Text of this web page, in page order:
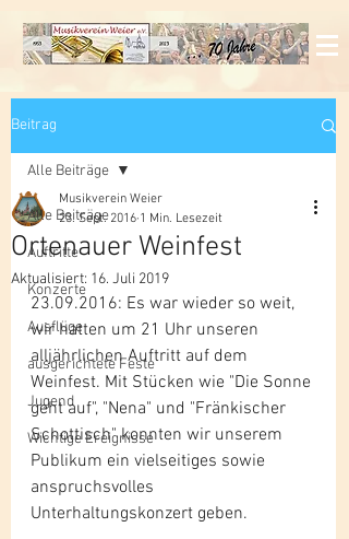
Beitrag
Alle Beiträge
Auftritte
Konzerte
Ausflüge
ausgerichtete Feste
Jugend
Wichtige Ereignisse
Alle Beiträge
Ortenauer Weinfest
Musikverein Weier
23. Sept. 2016 1 Min. Lesezeit
Aktualisiert: 16. Juli 2019
23.09.2016: Es war wieder so weit,
wir hatten um 21 Uhr unseren
alljährlichen Auftritt auf dem
Weinfest. Mit Stücken wie "Die Sonne
geht auf", "Nena" und "Fränkischer
Schottisch" konnten wir unserem
Publikum ein vielseitiges sowie
anspruchsvolles
Unterhaltungskonzert geben.